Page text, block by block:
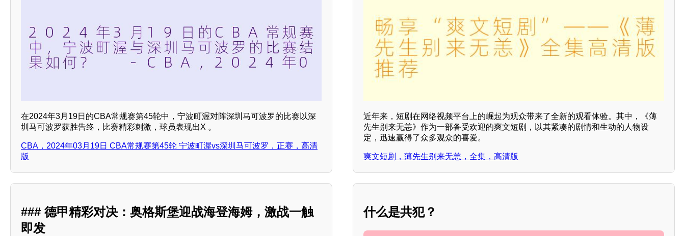
在2024年3月19日的CBA常规赛第45轮中，宁波町渥对阵深圳马可波罗的比赛以深
圳马可波罗获胜告终，比赛精彩刺激，球员表现出X 。
CBA，2024年03月19日 CBA常规赛第45轮 宁波町渥vs深圳马可波罗，正赛，高清
版
近年来，短剧在网络视频平台上的崛起为观众带来了全新的观看体验。其中，《薄
先生别来无恙》作为一部备受欢迎的爽文短剧，以其紧凑的剧情和生动的人物设
定，迅速赢得了众多观众的喜爱。
爽文短剧，薄先生别来无恙，全集，高清版
### 德甲精彩对决：奥格斯堡迎战海登海姆，激战一触
即发
什么是共犯？